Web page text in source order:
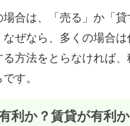
合は、「売る」か「
なぜなら、多くの場合
方法をとらなければ、
す。
利か？賃貸が有利か